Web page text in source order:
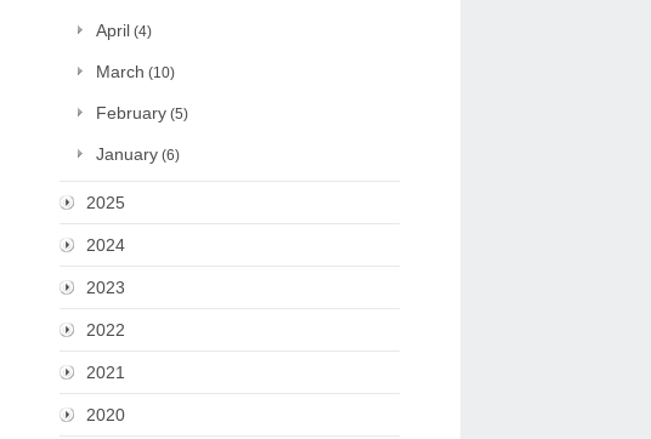
April (4)
March (10)
February (5)
January (6)
2025
2024
2023
2022
2021
2020